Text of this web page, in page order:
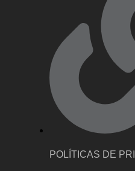
POLÍTICAS DE